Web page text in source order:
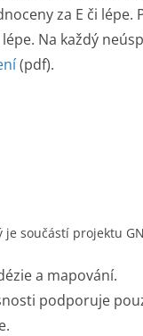
za E či lépe.
Na každý
(pdf).
součástí projektu
a mapování.
podporuje